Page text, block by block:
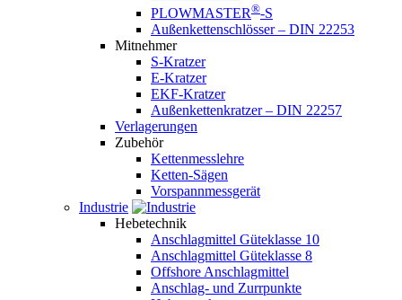
PLOWMASTER®-S
Außenkettenschlösser – DIN 22253
Mitnehmer
S-Kratzer
E-Kratzer
EKF-Kratzer
Außenkettenkratzer – DIN 22257
Verlagerungen
Zubehör
Kettenmesslehre
Ketten-Sägen
Vorspannmessgerät
Industrie
Hebetechnik
Anschlagmittel Güteklasse 10
Anschlagmittel Güteklasse 8
Offshore Anschlagmittel
Anschlag- und Zurrpunkte